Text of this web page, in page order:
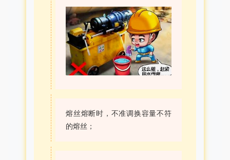
熔丝熔断时，不准调换容量不符
的熔丝；